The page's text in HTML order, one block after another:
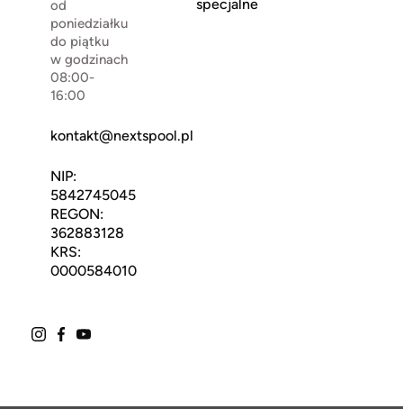
od
poniedziałku
do piątku
w godzinach
08:00-
16:00
kontakt@nextspool.pl
NIP:
5842745045
REGON:
362883128
KRS:
0000584010
specjalne